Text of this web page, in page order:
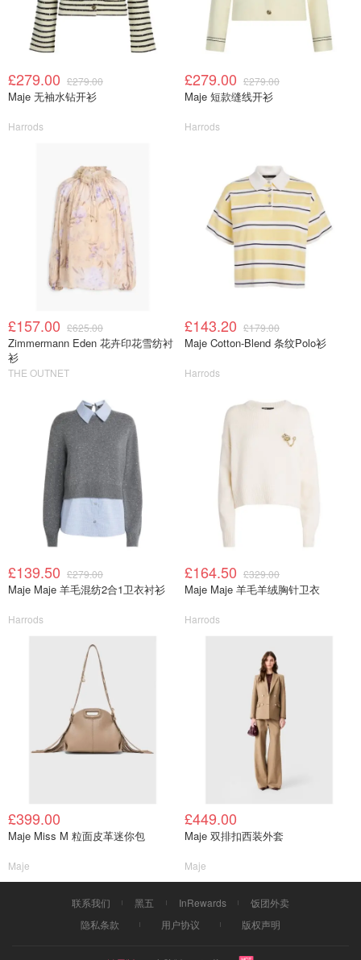
£279.00 £279.00
Maje 无袖水钻开衫
Harrods
£279.00 £279.00
Maje 短款缝线开衫
Harrods
£157.00 £625.00
Zimmermann Eden 花卉印花雪纺衬
衫
THE OUTNET
£143.20 £179.00
Maje Cotton-Blend 条纹Polo衫
Harrods
£139.50 £279.00
Maje Maje 羊毛混纺2合1卫衣衬衫
Harrods
£164.50 £329.00
Maje Maje 羊毛羊绒胸针卫衣
Harrods
£399.00
Maje Miss M 粒面皮革迷你包
Maje
£449.00
Maje 双排扣西装外套
Maje
联系我们 黑五 InRewards
饭团外卖
隐私条款
用户协议 版权声明